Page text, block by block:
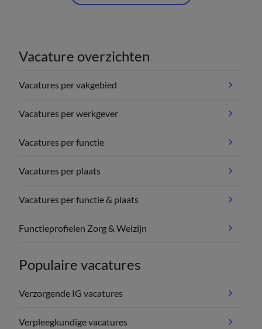
Vacature overzichten
Vacatures per vakgebied
Vacatures per werkgever
Vacatures per functie
Vacatures per plaats
Vacatures per functie & plaats
Functieprofielen Zorg & Welzijn
Populaire vacatures
Verzorgende IG vacatures
Verpleegkundige vacatures